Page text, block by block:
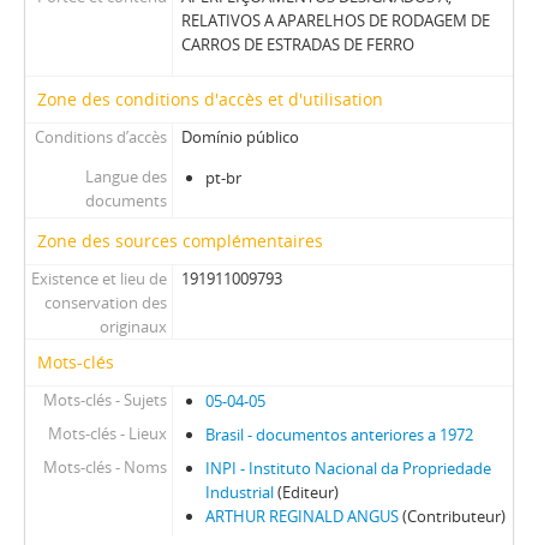
RELATIVOS A APARELHOS DE RODAGEM DE
CARROS DE ESTRADAS DE FERRO
Zone des conditions d'accès et d'utilisation
Conditions d’accès
Domínio público
Langue des
documents
pt-br
Zone des sources complémentaires
Existence et lieu de
conservation des
originaux
191911009793
Mots-clés
Mots-clés - Sujets
05-04-05
Mots-clés - Lieux
Brasil - documentos anteriores a 1972
Mots-clés - Noms
INPI - Instituto Nacional da Propriedade
Industrial(Editeur)
ARTHUR REGINALD ANGUS(Contributeur)